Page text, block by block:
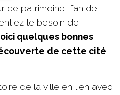
de patrimoine, fan de
le besoin de
quelques bonnes
de cette cité
de la ville en lien avec